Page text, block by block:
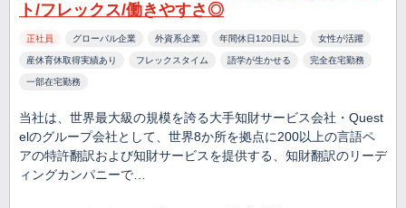
ト/フレックス/働きやすさ◎
正社員 グローバル企業 外資系企業 年間休日120日以上 女性が活躍
産休育休取得実績あり フレックスタイム 語学が生かせる 完全在宅勤務
一部在宅勤務
当社は、世界最大級の規模を誇る大手知財サービス会社・Quest
elのグループ会社として、世界8か所を拠点に200以上の言語ペ
アの特許翻訳および知財サービスを提供する、知財翻訳のリーデ
ィングカンパニーで…